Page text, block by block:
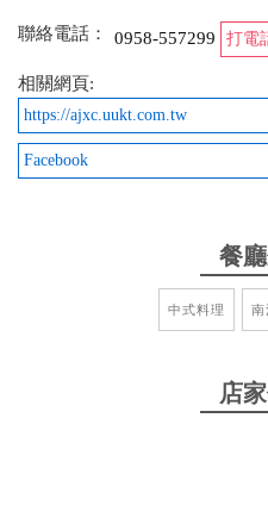
整理完萬里桐古道後
吃，中午時分人潮熱鬧
吃，中午時分人潮熱
春捲與蛤蜊湯也還行
2025-10-25
路邊就可以停車，炒
炒飯好吃❤️ 綜合滷味
用 可以直接掃碼點餐
聯絡電話： 0958-557299 打電
相關網頁:
https://ajxc.uukt.com.tw
Facebook
餐
中式料理 南
店